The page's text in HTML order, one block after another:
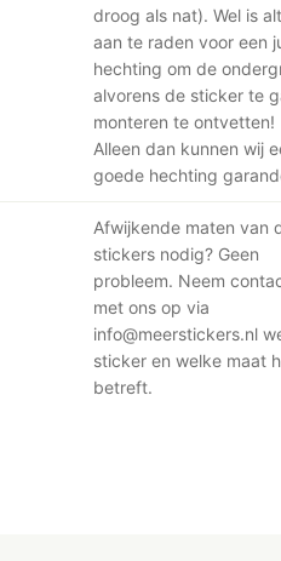
droog als nat). Wel is
aan te raden voor een
hechting om de
alvorens de sticker te
monteren te ontvetten!
Alleen dan kunnen wij
goede hechting
Afwijkende maten van
stickers nodig? Geen
probleem. Neem
met ons op via
info@meerstickers.nl
sticker en welke maat
betreft.